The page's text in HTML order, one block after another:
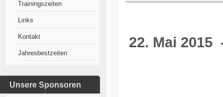
Trainingszeiten
Links
Kontakt
Jahresbestzeiten
Unsere Sponsoren
22. Mai